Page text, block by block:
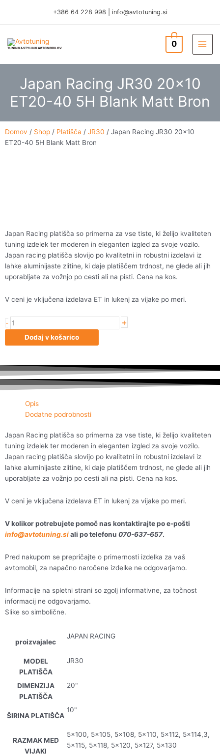
content
+386 64 228 998 info@avtotuning.si
TUNING & STYLING AVTOMOBILOV 0
Japan Racing JR30 20×10
ET20-40 5H Blank Matt Bron
Domov / Shop / Platišča / JR30 / Japan Racing JR30 20×10
ET20-40 5H Blank Matt Bron
Japan Racing platišča so primerna za vse tiste, ki želijo kvaliteten
tuning izdelek ter moderen in eleganten izgled za svoje vozilo.
Japan racing platišča slovijo po kvalitetni in robustni izdelavi iz
lahke aluminijaste zlitine, ki daje platiščem trdnost, ne glede ali jih
uporabljate za vožnjo po cesti ali na pisti. Cena na kos.
V ceni je vključena izdelava ET in lukenj za vijake po meri.
- Japan
ET20-
40
5H
+
Dodaj v košarico
Opis
Dodatne podrobnosti
Japan Racing platišča so primerna za vse tiste, ki želijo kvaliteten
tuning izdelek ter moderen in eleganten izgled za svoje vozilo.
Japan racing platišča slovijo po kvalitetni in robustni izdelavi iz
lahke aluminijaste zlitine, ki daje platiščem trdnost, ne glede ali jih
uporabljate za vožnjo po cesti ali na pisti. Cena na kos.
V ceni je vključena izdelava ET in lukenj za vijake po meri.
V kolikor potrebujete pomoč nas kontaktirajte po e-pošti
info@avtotuning.siali po telefonu 070-637-657.
Pred nakupom se prepričajte o primernosti izdelka za vaš
avtomobil, za napačno naročene izdelke ne odgovarjamo.
Informacije na spletni strani so zgolj informativne, za točnost
informacij ne odgovarjamo.
Slike so simbolične.
proizvajalec
JAPAN RACING
MODEL
PLATIŠČA
JR30
DIMENZIJA
PLATIŠČA
20"
ŠIRINA PLATIŠČA
10"
RAZMAK MED
VIJAKI
5×100, 5×105, 5×108, 5×110, 5×112, 5×114,3,
5×115, 5×118, 5×120, 5×127, 5×130